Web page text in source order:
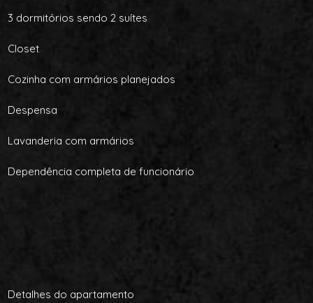
3 dormitórios sendo 2 suítes
Closet
Cozinha com armários planejados
Despensa
Lavanderia com armários
Dependência completa de funcionário
Detalhes do apartamento